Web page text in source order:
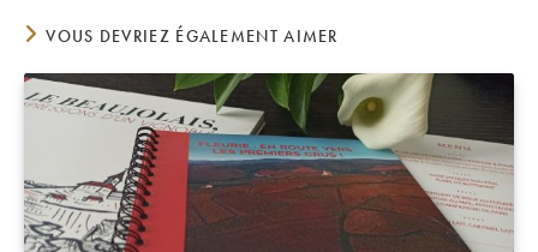
VOUS DEVRIEZ ÉGALEMENT AIMER